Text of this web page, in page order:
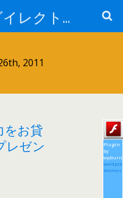
サプリメントダイレクトブログ
2011
をお貸
レゼン
Plugin
by
themes